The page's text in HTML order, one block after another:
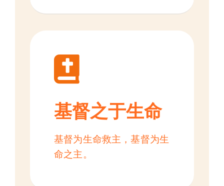
基督之于生命
基督为生命救主，基督为生
命之主。